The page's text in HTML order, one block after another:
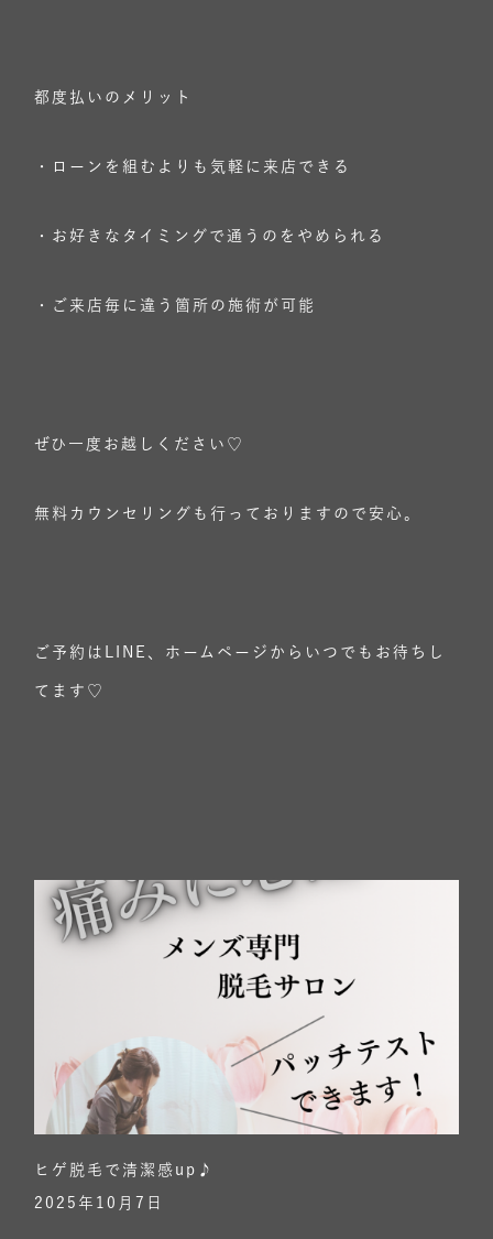
都度払いのメリット
・ローンを組むよりも気軽に来店できる
・お好きなタイミングで通うのをやめられる
・ご来店毎に違う箇所の施術が可能
ぜひ一度お越しください♡
無料カウンセリングも行っておりますので安心。
ご予約はLINE、ホームページからいつでもお待ちし
てます♡
ヒゲ脱毛で清潔感up♪
2025年10月7日